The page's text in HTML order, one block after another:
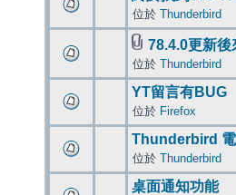
位於 Thunderbird
78.4.0更新後
位於 Thunderbird
YT留言有BUG
位於 Firefox
Thunderbird
位於 Thunderbird
桌面通知功能